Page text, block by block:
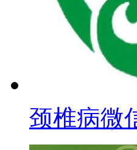
颈椎病微